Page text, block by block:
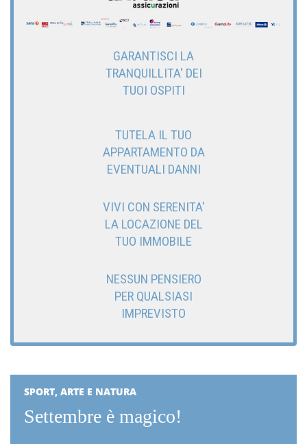
GARANTISCI LA
TRANQUILLITA' DEI
TUOI OSPITI
TUTELA IL TUO
APPARTAMENTO DA
EVENTUALI DANNI
VIVI CON SERENITA'
LA LOCAZIONE DEL
TUO IMMOBILE
NESSUN PENSIERO
PER QUALSIASI
IMPREVISTO
SPORT, ARTE E NATURA
Settembre è magico!